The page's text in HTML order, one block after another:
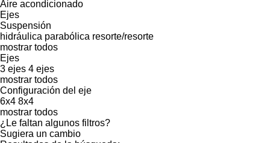
Aire acondicionado
Ejes
Suspensión
hidráulica parabólica resorte/resorte
mostrar todos
Ejes
3 ejes 4 ejes
mostrar todos
Configuración del eje
6x4 8x4
mostrar todos
¿Le faltan algunos filtros?
Sugiera un cambio